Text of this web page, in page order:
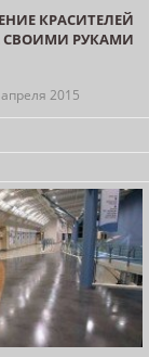
КРАСИТЕЛЕЙ
СВОИМИ РУКАМИ
2015